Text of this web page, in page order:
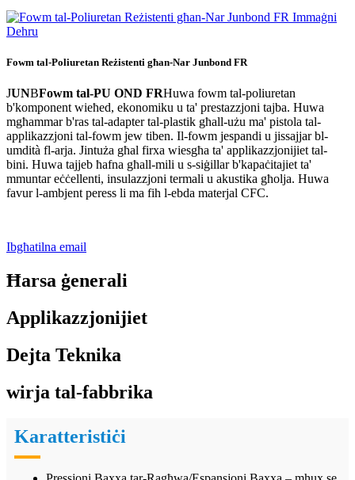
Fowm tal-Poliuretan Reżistenti għan-Nar Junbond FR
JUNBFowm tal-PU OND FRHuwa fowm tal-poliuretan
b'komponent wieħed, ekonomiku u ta' prestazzjoni tajba. Huwa
mgħammar b'ras tal-adapter tal-plastik għall-użu ma' pistola tal-
applikazzjoni tal-fowm jew tiben. Il-fowm jespandi u jissajjar bl-
umdità fl-arja. Jintuża għal firxa wiesgħa ta' applikazzjonijiet tal-
bini. Huwa tajjeb ħafna għall-mili u s-siġillar b'kapaċitajiet ta'
mmuntar eċċellenti, insulazzjoni termali u akustika għolja. Huwa
favur l-ambjent peress li ma fih l-ebda materjal CFC.
Ibgħatilna email
Ħarsa ġenerali
Applikazzjonijiet
Dejta Teknika
wirja tal-fabbrika
Karatteristiċi